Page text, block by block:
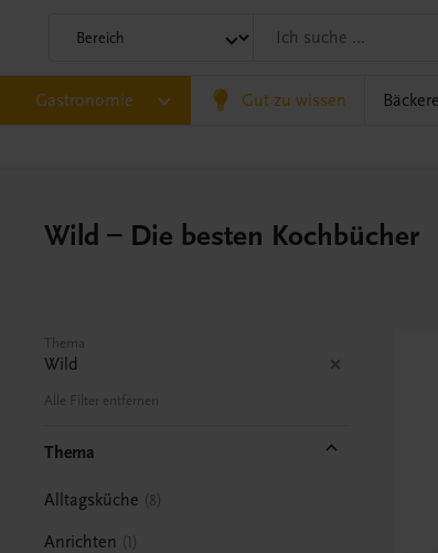
Gastronomie Gut zu wissen
Wild – Die besten Kochbücher
Thema
Wild
Alle Filter entfernen
Thema
Alltagsküche 8
Anrichten 1